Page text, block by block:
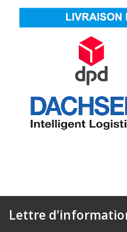
Lettre